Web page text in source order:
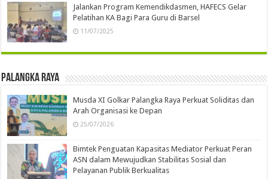
Jalankan Program Kemendikdasmen, HAFECS Gelar
Pelatihan KA Bagi Para Guru di Barsel
11/07/2025
Palangka Raya
Musda XI Golkar Palangka Raya Perkuat Soliditas dan
Arah Organisasi ke Depan
25/07/2026
Bimtek Penguatan Kapasitas Mediator Perkuat Peran
ASN dalam Mewujudkan Stabilitas Sosial dan
Pelayanan Publik Berkualitas